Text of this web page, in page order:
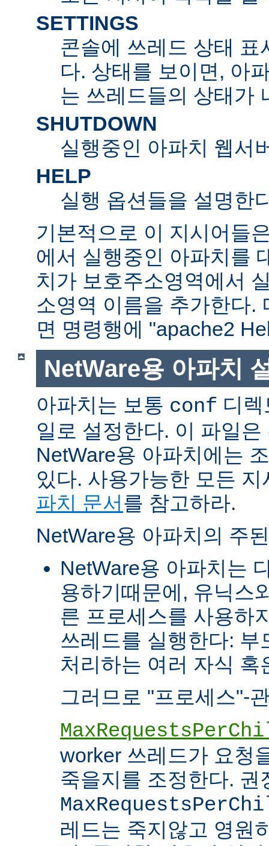
SETTINGS
콘솔에 쓰레드 상태 표
다. 상태를 보이면, 아
는 쓰레드들의 상태가
SHUTDOWN
실행중인 아파치 웹서
HELP
실행 옵션들을 설명한
기본적으로 이 지시어들
에서 실행중인 아파치를
치가 보호주소영역에서
소영역 이름을 추가한다.
면 명령행에 "apache2
NetWare용 아파치
아파치는 보통 conf 디
일로 설정한다. 이 파일
NetWare용 아파치에는
있다. 사용가능한 모든
파치 문서를 참고하라.
NetWare용 아파치의 주
NetWare용 아파치는
용하기때문에, 유닉스
른 프로세스를 사용하
쓰레드를 실행한다: 부
처리하는 여러 자식 혹
그러므로 "프로세스"-
worker 쓰레드가 요청
죽을지를 조정한다. 권
레드는 죽지않고 영원